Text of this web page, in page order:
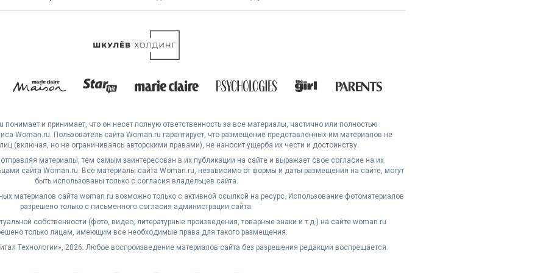
понимает и принимает, что он несет полную ответственность за все материалы, частично или полностью
Woman.ru. Пользователь сайта Woman.ru гарантирует, что размещение представленных им материалов не
(включая, но не ограничиваясь авторскими правами), не наносит ущерба их чести и достоинству.
материалы, тем самым заинтересован в их публикации на сайте и выражает свое согласие на их
сайта Woman.ru. Все материалы сайта Woman.ru, независимо от формы и даты размещения на сайте, могут
быть использованы только с согласия владельцев сайта.
материалов сайта woman.ru возможно только с активной ссылкой на ресурс. Использование фотоматериалов
разрешено только с письменного согласия администрации сайта.
собственности (фото, видео, литературные произведения, товарные знаки и т.д.) на сайте woman.ru
только лицам, имеющим все необходимые права для такого размещения.
Технологии», 2026. Любое воспроизведение материалов сайта без разрешения редакции воспрещается.